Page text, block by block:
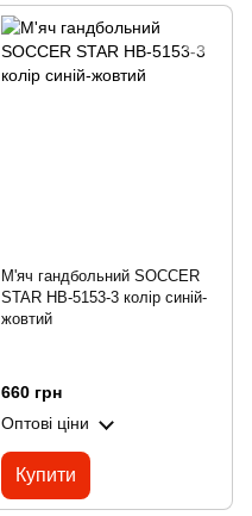
М'яч гандбольний SOCCER
STAR HB-5153-3 колір синій-
жовтий
660 грн
Оптові ціни
Купити